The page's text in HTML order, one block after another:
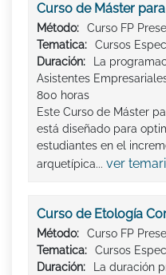
Curso de Máster
Método:
Curso FP
Tematica:
Cursos
Duración:
La
Asistentes
800 horas
Este Curso de Máster
está diseñado para
estudiantes en el
arquetípica... ver
Curso de Etología
Método:
Curso FP
Tematica:
Cursos
Duración:
La duración